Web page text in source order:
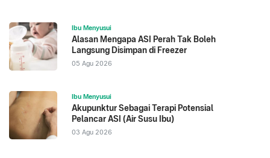
Ibu Menyusui
Alasan Mengapa ASI Perah Tak Boleh
Langsung Disimpan di Freezer
05 Agu 2026
Ibu Menyusui
Akupunktur Sebagai Terapi Potensial
Pelancar ASI (Air Susu Ibu)
03 Agu 2026